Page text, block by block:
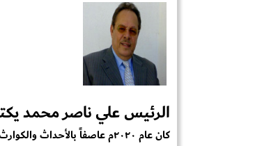
الرئيس علي ناصر محمد
كان عام ٢٠٢٠م عاصفاً بالأحداث والكوارث، فقد شهد رحيل عدد من القادة الع...